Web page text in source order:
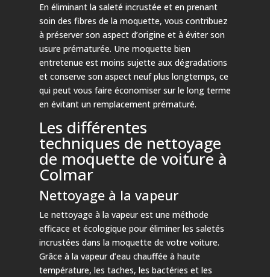
En éliminant la saleté incrustée et en prenant
soin des fibres de la moquette, vous contribuez
à préserver son aspect d’origine et à éviter son
usure prématurée. Une moquette bien
entretenue est moins sujette aux dégradations
et conserve son aspect neuf plus longtemps, ce
qui peut vous faire économiser sur le long terme
en évitant un remplacement prématuré.
Les différentes
techniques de nettoyage
de moquette de voiture à
Colmar
Nettoyage à la vapeur
Le nettoyage à la vapeur est une méthode
efficace et écologique pour éliminer les saletés
incrustées dans la moquette de votre voiture.
Grâce à la vapeur d’eau chauffée à haute
température, les taches, les bactéries et les